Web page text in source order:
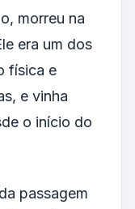
morreu na
era um dos
física e
e vinha
o início do
passagem